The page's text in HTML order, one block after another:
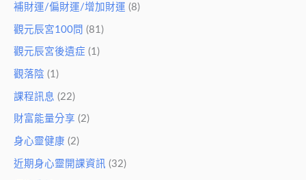
補財運/偏財運/增加財運 (8)
觀元辰宮100問 (81)
觀元辰宮後遺症 (1)
觀落陰 (1)
課程訊息 (22)
財富能量分享 (2)
身心靈健康 (2)
近期身心靈開課資訊 (32)